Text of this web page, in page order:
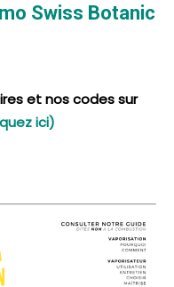
Swiss Botanic
et nos codes sur
ici)